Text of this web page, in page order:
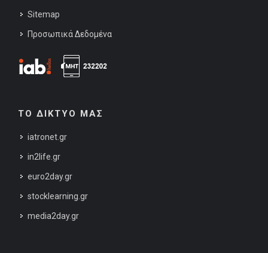
Sitemap
Προσωπικά Δεδομένα
ΤΟ ΔΙΚΤΥΟ ΜΑΣ
iatronet.gr
in2life.gr
euro2day.gr
stocklearning.gr
media2day.gr